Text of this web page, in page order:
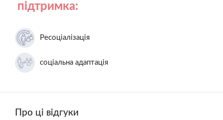
підтримка:
Ресоціалізація
соціальна адаптація
Про ці відгуки